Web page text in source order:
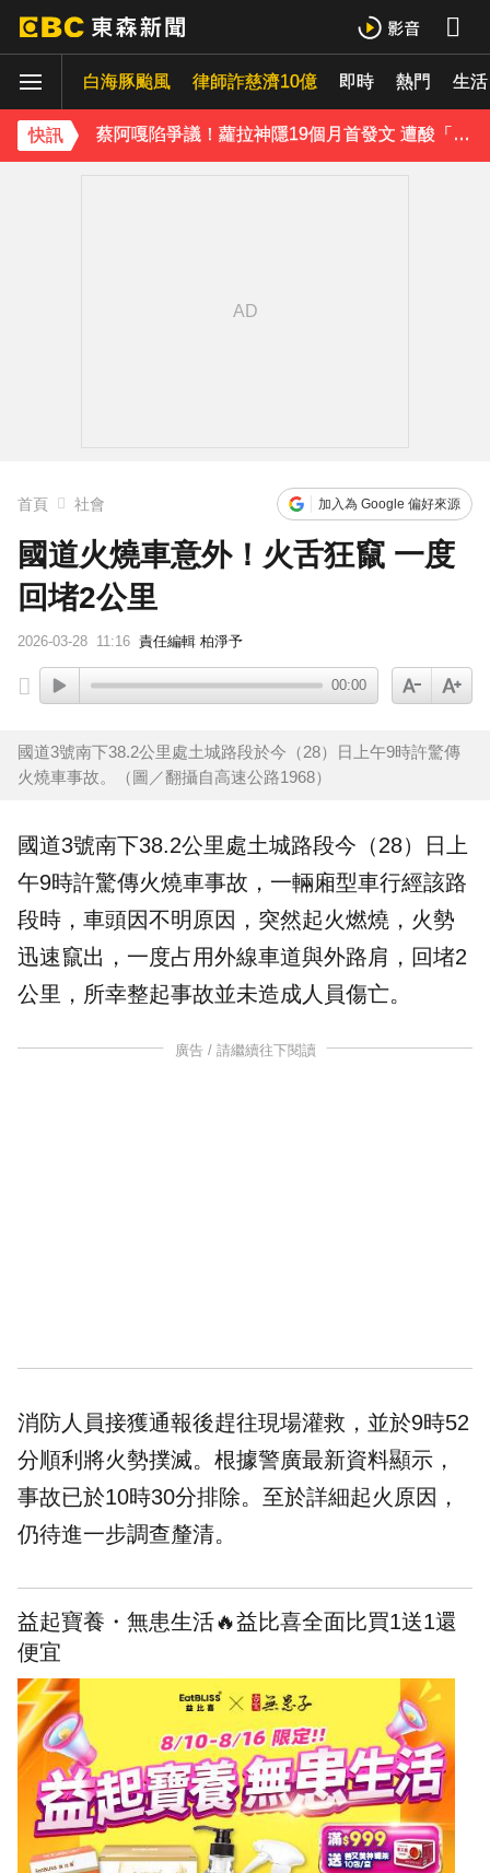
白海豚颱風 律師詐慈濟10億 即時 熱門 生活
快訊
蔡阿嘎陷爭議！蘿拉神隱19個月首發文 遭酸「詐騙集團回歸」回應了
肥大叔猝逝5天！原訂明直播說明突喊卡 團隊忍痛曝原因
首頁 社會 加入為 Google 偏好來源
國道火燒車意外！火舌狂竄 一度
回堵2公里
2026-03-28 11:16 責任編輯 柏淨予
00:00
國道3號南下38.2公里處土城路段於今（28）日上午9時許驚傳
火燒車事故。（圖／翻攝自高速公路1968）
國道3號南下38.2公里處土城路段今（28）日上
午9時許驚傳火燒車事故 ，一輛廂型車行經該路
段時，車頭因不明原因，突然起火燃燒 ，火勢
迅速竄出，一度占用外線車道與外路肩，回堵2
公里，所幸整起事故並未造成人員傷亡。
廣告 / 請繼續往下閱讀
消防人員接獲通報後趕往現場灌救，並於9時52
分順利將火勢撲滅。根據警廣最新資料顯示，
事故已於10時30分排除。至於詳細起火原因，
仍待進一步調查釐清。
益起寶養・無患生活🔥益比喜全面比買1送1還
便宜